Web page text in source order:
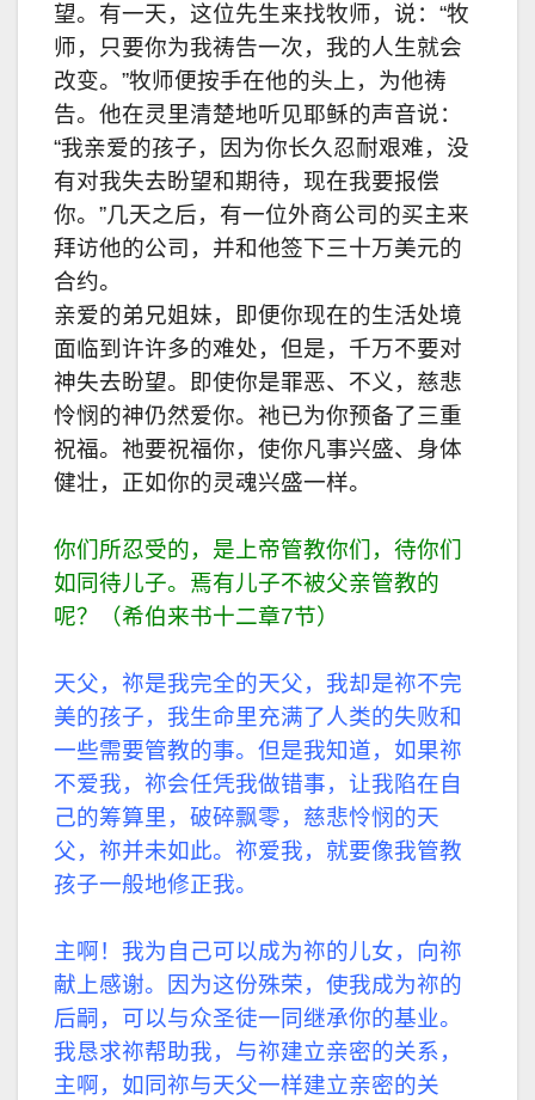
望。有一天，这位先生来找牧师，说：“牧
师，只要你为我祷告一次，我的人生就会
改变。”牧师便按手在他的头上，为他祷
告。他在灵里清楚地听见耶稣的声音说：
“我亲爱的孩子，因为你长久忍耐艰难，没
有对我失去盼望和期待，现在我要报偿
你。”几天之后，有一位外商公司的买主来
拜访他的公司，并和他签下三十万美元的
合约。
亲爱的弟兄姐妹，即便你现在的生活处境
面临到许许多的难处，但是，千万不要对
神失去盼望。即使你是罪恶、不义，慈悲
怜悯的神仍然爱你。祂已为你预备了三重
祝福。祂要祝福你，使你凡事兴盛、身体
健壮，正如你的灵魂兴盛一样。
你们所忍受的，是上帝管教你们，待你们
如同待儿子。焉有儿子不被父亲管教的
呢？（希伯来书十二章7节）
天父，祢是我完全的天父，我却是祢不完
美的孩子，我生命里充满了人类的失败和
一些需要管教的事。但是我知道，如果祢
不爱我，祢会任凭我做错事，让我陷在自
己的筹算里，破碎飘零，慈悲怜悯的天
父，祢并未如此。祢爱我，就要像我管教
孩子一般地修正我。
主啊！我为自己可以成为祢的儿女，向祢
献上感谢。因为这份殊荣，使我成为祢的
后嗣，可以与众圣徒一同继承你的基业。
我恳求祢帮助我，与祢建立亲密的关系，
主啊，如同祢与天父一样建立亲密的关